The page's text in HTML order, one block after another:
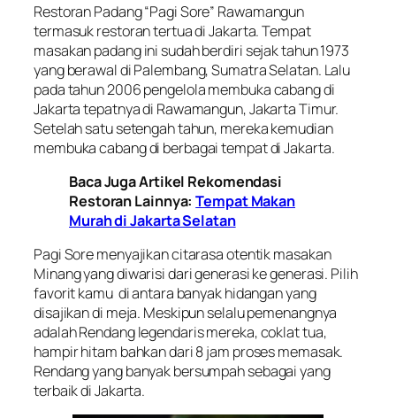
Restoran Padang “Pagi Sore” Rawamangun
termasuk restoran tertua di Jakarta. Tempat
masakan padang ini sudah berdiri sejak tahun 1973
yang berawal di Palembang, Sumatra Selatan. Lalu
pada tahun 2006 pengelola membuka cabang di
Jakarta tepatnya di Rawamangun, Jakarta Timur.
Setelah satu setengah tahun, mereka kemudian
membuka cabang di berbagai tempat di Jakarta.
Baca Juga Artikel Rekomendasi
Restoran Lainnya:Tempat Makan
Murah di Jakarta Selatan
Pagi Sore menyajikan citarasa otentik masakan
Minang yang diwarisi dari generasi ke generasi. Pilih
favorit kamu di antara banyak hidangan yang
disajikan di meja. Meskipun selalu pemenangnya
adalah Rendang legendaris mereka, coklat tua,
hampir hitam bahkan dari 8 jam proses memasak.
Rendang yang banyak bersumpah sebagai yang
terbaik di Jakarta.